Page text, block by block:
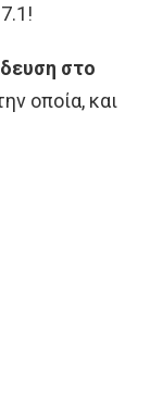
στο
οποία, και